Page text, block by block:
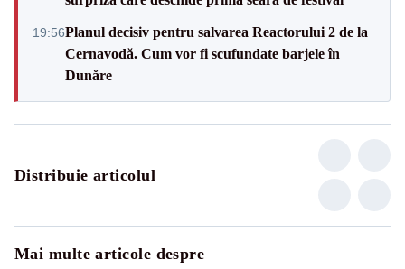
19:56Planul decisiv pentru salvarea Reactorului 2 de la
Cernavodă. Cum vor fi scufundate barjele în
Dunăre
Distribuie articolul
Mai multe articole despre